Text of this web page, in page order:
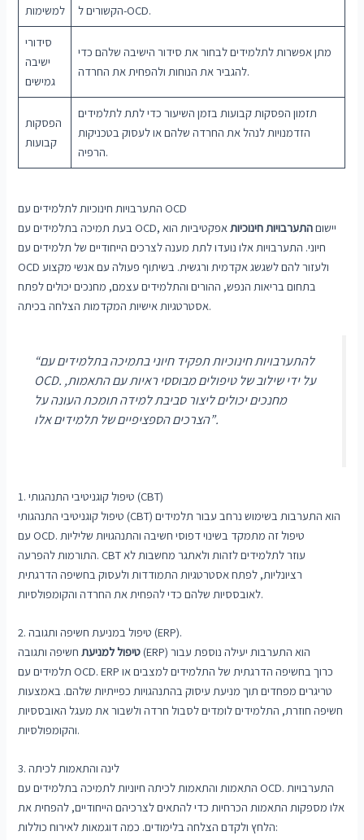
למשימות
הקשורים ל-OCD.
סידורי
ישיבה
גמישים
מתן אפשרות לתלמידים לבחור את סידור הישיבה שלהם כדי
להגביר את הנוחות ולהפחית את החרדה.
הפסקות
קבועות
תזמון הפסקות קבועות בזמן השיעור כדי לתת לתלמידים
הזדמנויות לנהל את החרדה שלהם או לעסוק בטכניקות
הרפיה.
התערבויות חינוכיות לתלמידים עם OCD
בעת תמיכה בתלמידים עם OCD, יישוםהתערבויות חינוכיותאפקטיביות הוא
חיוני. התערבויות אלו נועדו לתת מענה לצרכים הייחודיים של תלמידים עם
OCD ולעזור להם לשגשג אקדמית ורגשית. בשיתוף פעולה עם אנשי מקצוע
בתחום בריאות הנפש, ההורים והתלמידים עצמם, מחנכים יכולים לפתח
אסטרטגיות אישיות המקדמות הצלחה בכיתה.
“להתערבויות חינוכיות תפקיד חיוני בתמיכה בתלמידים עם
OCD. על ידי שילוב של טיפולים מבוססי ראיות עם התאמות,
מחנכים יכולים ליצור סביבת למידה תומכת העונה על
הצרכים הספציפיים של תלמידים אלו”.
1. טיפול קוגניטיבי התנהגותי (CBT)
טיפול קוגניטיבי התנהגותי (CBT) הוא התערבות בשימוש נרחב עבור תלמידים
עם OCD. טיפול זה מתמקד בשינוי דפוסי חשיבה והתנהגויות שליליות
התורמות להפרעה. CBT עוזר לתלמידים לזהות ולאתגר מחשבות לא
רציונליות, לפתח אסטרטגיות התמודדות ולעסוק בחשיפה הדרגתית
לאובססיות שלהם כדי להפחית את החרדה והקומפולסיות.
2. טיפול במניעת חשיפה ותגובה (ERP).
טיפול למניעתחשיפה ותגובה (ERP) הוא התערבות יעילה נוספת עבור
תלמידים עם OCD. ERP כרוך בחשיפה הדרגתית של התלמידים למצבים או
טריגרים מפחדים תוך מניעת עיסוק בהתנהגויות כפייתיות שלהם. באמצעות
חשיפה חוזרת, התלמידים לומדים לסבול חרדה ולשבור את מעגל האובססיות
והקומפולסיות.
3. לינה והתאמות לכיתה
התאמות והתאמות לכיתה חיוניות לתמיכה בתלמידים עם OCD. התערבויות
אלו מספקות התאמות הכרחיות כדי להתאים לצרכיהם הייחודיים, להפחית את
הלחץ ולקדם הצלחה בלימודים. כמה דוגמאות לאירוח כוללות: